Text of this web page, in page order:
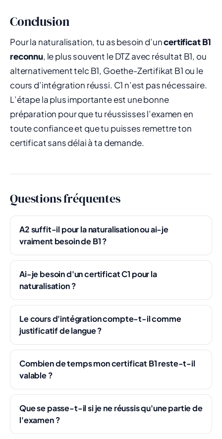
Conclusion
Pour la naturalisation, tu as besoin d’uncertificat B1
reconnu, le plus souvent le DTZ avec résultat B1, ou
alternativement telc B1, Goethe-Zertifikat B1 ou le
cours d’intégration réussi. C1 n’est pas nécessaire.
L’étape la plus importante est une bonne
préparation pour que tu réussisses l’examen en
toute confiance et que tu puisses remettre ton
certificat sans délai à ta demande.
Questions fréquentes
A2 suffit-il pour la naturalisation ou ai-je
vraiment besoin de B1 ?
Ai-je besoin d'un certificat C1 pour la
naturalisation ?
Le cours d'intégration compte-t-il comme
justificatif de langue ?
Combien de temps mon certificat B1 reste-t-il
valable ?
Que se passe-t-il si je ne réussis qu'une partie de
l'examen ?